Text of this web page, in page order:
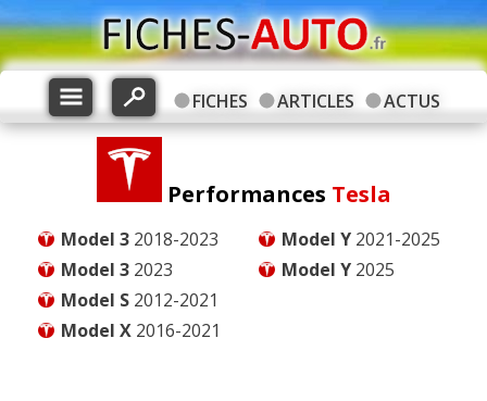
FICHES ARTICLES ACTUS
Performances Tesla
Model 3 2018-2023
Model 3 2023
Model S 2012-2021
Model X 2016-2021
Model Y 2021-2025
Model Y 2025